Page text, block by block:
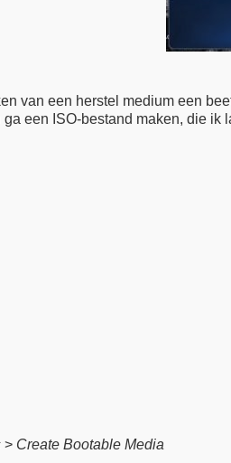
van een herstel medium een
ga een ISO-bestand maken, die ik
> Create Bootable Media